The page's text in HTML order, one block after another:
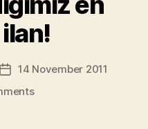
Post
date
14 November 2011
on